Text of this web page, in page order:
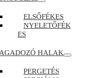
ELSŐFÉKES
NYELETŐFÉK
ES
HALAK
PERGETÉS